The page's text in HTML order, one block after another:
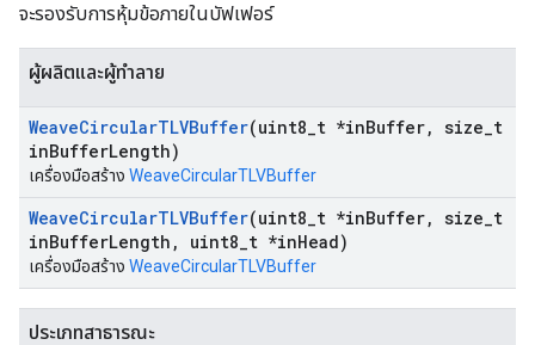
จะรองรับการหุ้มข้อภายในบัฟเฟอร์
ผู้ผลิตและผู้ทำลาย
WeaveCircularTLVBuffer(uint8 t *inBuffer, size t
inBufferLength)
เครื่องมือสร้าง WeaveCircularTLVBuffer
WeaveCircularTLVBuffer(uint8 t *inBuffer, size t
inBufferLength , uint8 t *inHead)
เครื่องมือสร้าง WeaveCircularTLVBuffer
ประเภทสาธารณะ